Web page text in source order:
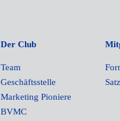
Der Club
Team
Geschäftsstelle
Marketing Pioniere
BVMC